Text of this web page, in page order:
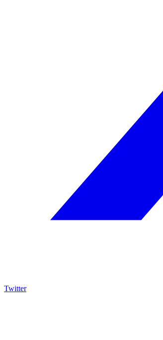
Twitter